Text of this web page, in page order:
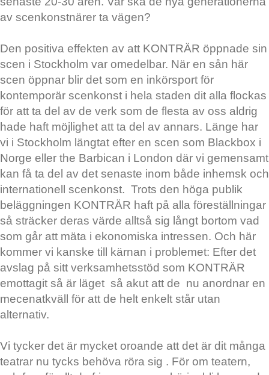
av scenkonstnärer ta vägen?
Den positiva effekten av att KONTRÄR öppnade sin
scen i Stockholm var omedelbar. När en sån här
scen öppnar blir det som en inkörsport för
kontemporär scenkonst i hela staden dit alla flockas
för att ta del av de verk som de flesta av oss aldrig
hade haft möjlighet att ta del av annars. Länge har
vi i Stockholm längtat efter en scen som Blackbox i
Norge eller the Barbican i London där vi gemensamt
kan få ta del av det senaste inom både inhemsk och
internationell scenkonst. Trots den höga publik
beläggningen KONTRÄR haft på alla föreställningar
så sträcker deras värde alltså sig långt bortom vad
som går att mäta i ekonomiska intressen. Och här
kommer vi kanske till kärnan i problemet: Efter det
avslag på sitt verksamhetsstöd som KONTRÄR
emottagit så är läget så akut att de nu anordnar en
mecenatkväll för att de helt enkelt står utan
alternativ.
Vi tycker det är mycket oroande att det är dit många
teatrar nu tycks behöva röra sig . För om teatern,